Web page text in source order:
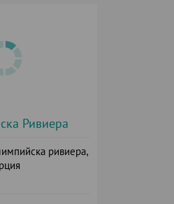
Ривиера
ривиера,